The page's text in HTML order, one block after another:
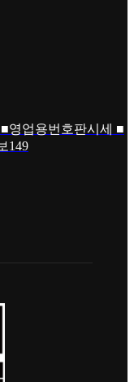
영업용번호판시세 ■
149